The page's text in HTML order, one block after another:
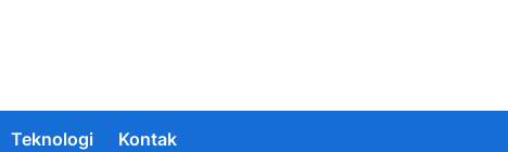
Teknologi Kontak